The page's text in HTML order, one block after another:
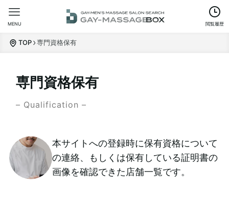
閲覧履歴
MENU
TOP 専門資格保有
専門資格保有
– Qualification –
本サイトへの登録時に保有資格について
の連絡、もしくは保有している証明書の
画像を確認できた店舗一覧です。